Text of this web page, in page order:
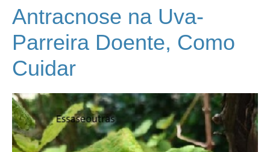
Antracnose na Uva-
Parreira Doente, Como
Cuidar